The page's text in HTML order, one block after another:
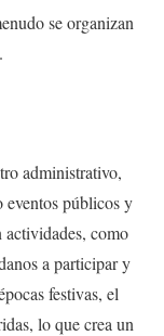
se organizan
administrativo,
eventos públicos y
actividades, como
a participar y
festivas, el
lo que crea un